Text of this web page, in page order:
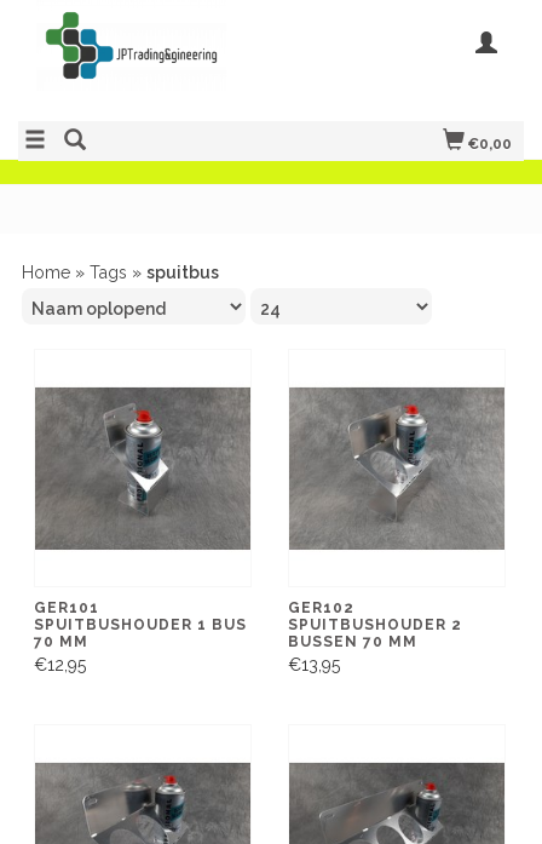
€0,00
Home » Tags » spuitbus
GER101
SPUITBUSHOUDER 1 BUS
70 MM
€12,95
GER102
SPUITBUSHOUDER 2
BUSSEN 70 MM
€13,95